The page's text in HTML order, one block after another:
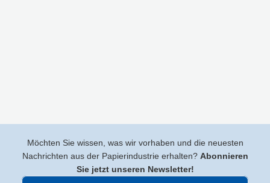
Möchten Sie wissen, was wir vorhaben und die neuesten
Nachrichten aus der Papierindustrie erhalten? Abonnieren
Sie jetzt unseren Newsletter!